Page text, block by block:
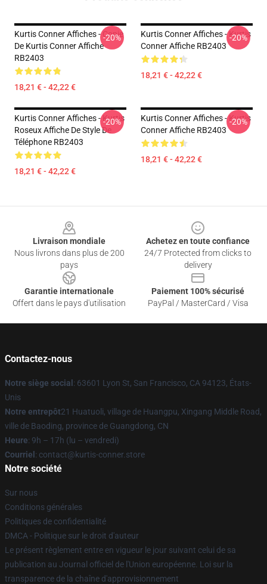
Kurtis Conner Affiches - Copie
De Kurtis Conner Affiche
RB2403
18,21 € - 42,22 €
-20%
Kurtis Conner Affiches - Kurtis
Conner Affiche RB2403
18,21 € - 42,22 €
-20%
Kurtis Conner Affiches - Kurtis
Roseux Affiche De Style De
Téléphone RB2403
18,21 € - 42,22 €
-20%
Kurtis Conner Affiches - Kurtis
Conner Affiche RB2403
18,21 € - 42,22 €
-20%
Livraison mondiale
Nous livrons dans plus de 200
pays
Achetez en toute confiance
24/7 Protected from clicks to
delivery
Garantie internationale
Offert dans le pays d'utilisation
Paiement 100% sécurisé
PayPal / MasterCard / Visa
Contactez-nous
Notre siège social : 63601 Lyon St, San Francisco, CA 94123, États-
Unis
Notre entrepôt21 Huatuoli, village de Huangpu, Xingang Middle Road,
ville de Baoding, province de Guangdong, CN
Heure: 9h – 17h (lu – vendredi)
Courriel : contact@kurtis-conner.store
Notre société
Sur nous
Conditions générales
Politiques de confidentialité
DMCA - Politique sur le droit d'auteur
Le présent règlement entre en vigueur le jour suivant celui de sa
publication au Journal officiel de l'Union européenne. Loi sur la
transparence de la chaîne d'approvisionnement